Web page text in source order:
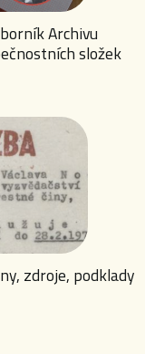
Archivu
složek
zdroje, podklady